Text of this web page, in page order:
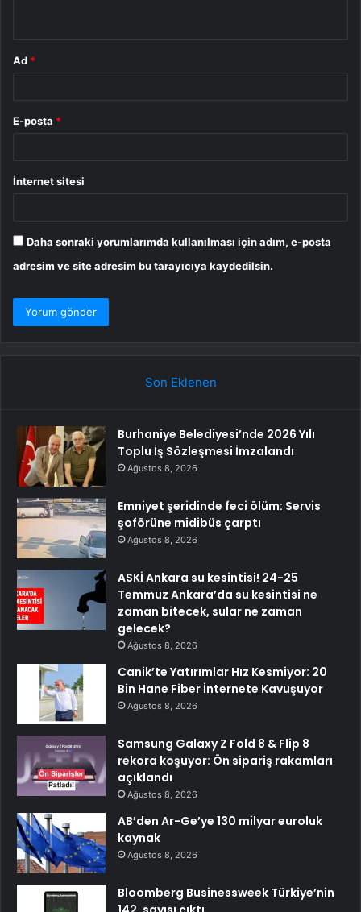
Ad *
E-posta *
İnternet sitesi
Daha sonraki yorumlarımda kullanılması için adım, e-posta
adresim ve site adresim bu tarayıcıya kaydedilsin.
Son Eklenen
Burhaniye Belediyesi’nde 2026 Yılı
Toplu İş Sözleşmesi İmzalandı
Ağustos 8, 2026
Emniyet şeridinde feci ölüm: Servis
şoförüne midibüs çarptı
Ağustos 8, 2026
ASKİ Ankara su kesintisi! 24-25
Temmuz Ankara’da su kesintisi ne
zaman bitecek, sular ne zaman
gelecek?
Ağustos 8, 2026
Canik’te Yatırımlar Hız Kesmiyor: 20
Bin Hane Fiber İnternete Kavuşuyor
Ağustos 8, 2026
Samsung Galaxy Z Fold 8 & Flip 8
rekora koşuyor: Ön sipariş rakamları
açıklandı
Ağustos 8, 2026
AB’den Ar-Ge’ye 130 milyar euroluk
kaynak
Ağustos 8, 2026
Bloomberg Businessweek Türkiye’nin